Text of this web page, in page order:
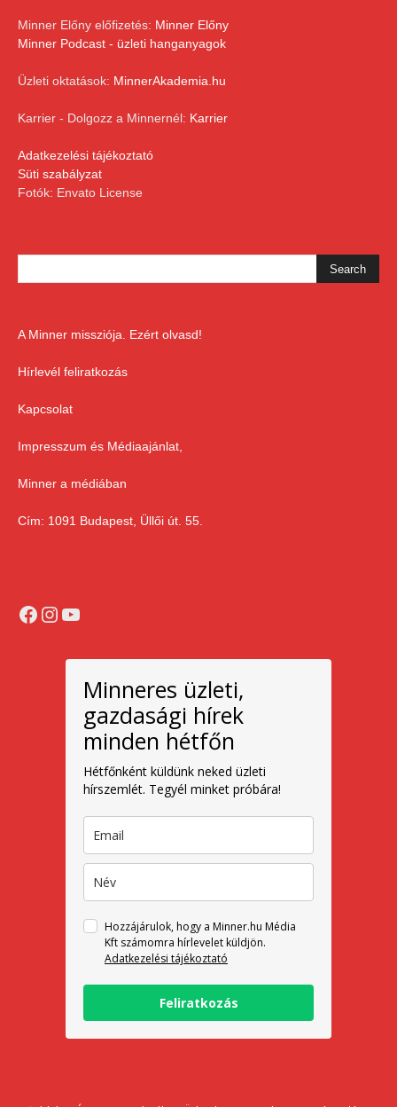
Minner Előny előfizetés: Minner Előny
Minner Podcast - üzleti hanganyagok
Üzleti oktatások: MinnerAkademia.hu
Karrier - Dolgozz a Minnernél: Karrier
Adatkezelési tájékoztató
Süti szabályzat
Fotók: Envato License
A Minner missziója. Ezért olvasd!
Hírlevél feliratkozás
Kapcsolat
Impresszum és Médiaajánlat,
Minner a médiában
Cím: 1091 Budapest, Üllői út. 55.
Facebook
Instagram
YouTube
Minneres üzleti,
gazdasági hírek
minden hétfőn
Hétfőnként küldünk neked üzleti
hírszemlét. Tegyél minket próbára!
Hozzájárulok, hogy a Minner.hu Média
Kft számomra hírlevelet küldjön.
Adatkezelési tájékoztató
Feliratkozás